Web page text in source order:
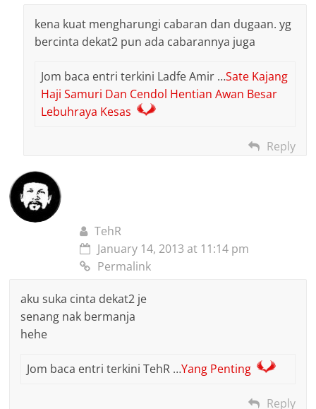
kena kuat mengharungi cabaran dan dugaan. yg
bercinta dekat2 pun ada cabarannya juga
Jom baca entri terkini Ladfe Amir …Sate Kajang
Haji Samuri Dan Cendol Hentian Awan Besar
Lebuhraya Kesas
Reply
TehR
January 14, 2013 at 11:14 pm
Permalink
aku suka cinta dekat2 je
senang nak bermanja
hehe
Jom baca entri terkini TehR …Yang Penting
Reply